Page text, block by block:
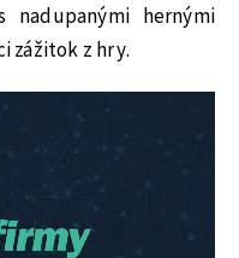
hernými
zážitok z hry.